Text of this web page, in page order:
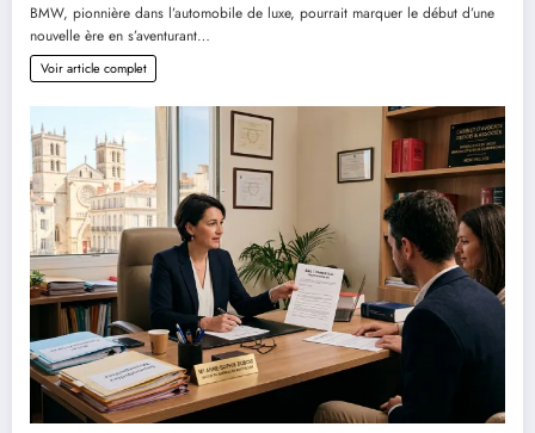
BMW, pionnière dans l’automobile de luxe, pourrait marquer le début d’une
nouvelle ère en s’aventurant…
Voir article complet